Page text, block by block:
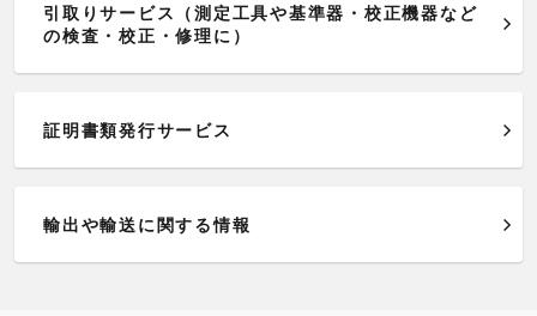
引取りサービス（測定工具や基準器・校正機器など
の検査・校正・修理に）
証明書類発行サービス
輸出や輸送に関する情報